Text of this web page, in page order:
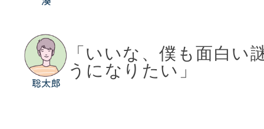
「いいな、僕も面白い
うになりたい」